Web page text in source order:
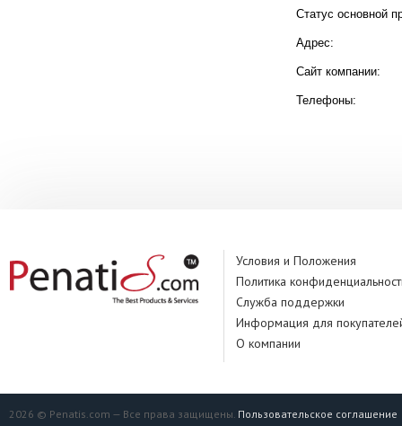
Статус основной
Адрес:
Сайт компании:
Телефоны:
Условия и Положения
Политика
Служба поддержки
Информация для
О компании
2026 © Penatis.com — Все права защищены. Пользовательское соглашение